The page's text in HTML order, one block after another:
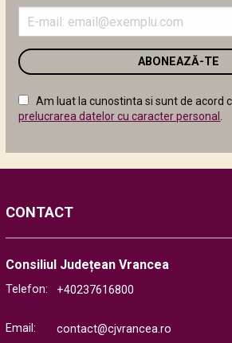
adresa
email
în
următor
Am luat la cunostinta si sunt de acord
prelucrarea datelor cu caracter personal
CONTACT
Consiliul Județean Vrancea
Telefon: +40237616800
Email: contact@cjvrancea.ro